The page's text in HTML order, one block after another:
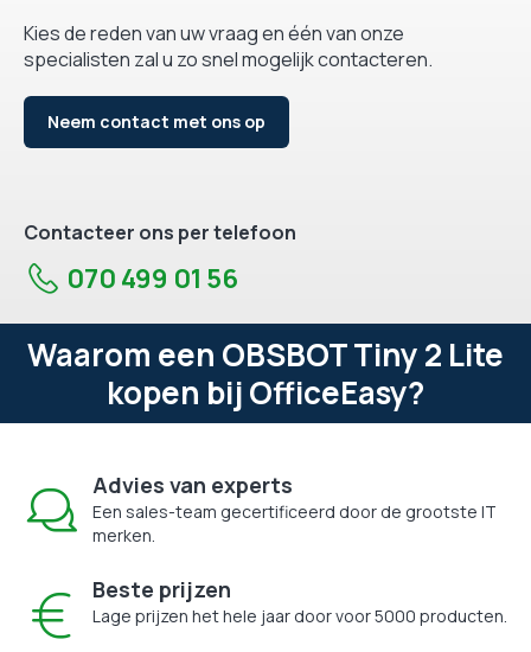
Kies de reden van uw vraag en één van onze
specialisten zal u zo snel mogelijk contacteren.
Neem contact met ons op
Contacteer ons per telefoon
070 499 01 56
Waarom een OBSBOT Tiny 2 Lite
kopen bij OfficeEasy?
Advies van experts
Een sales-team gecertificeerd door de grootste IT
merken.
Beste prijzen
Lage prijzen het hele jaar door voor 5000 producten.